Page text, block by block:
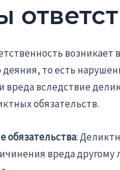
возникает
то есть
вследствие
обязательств.
обязательства:
вреда